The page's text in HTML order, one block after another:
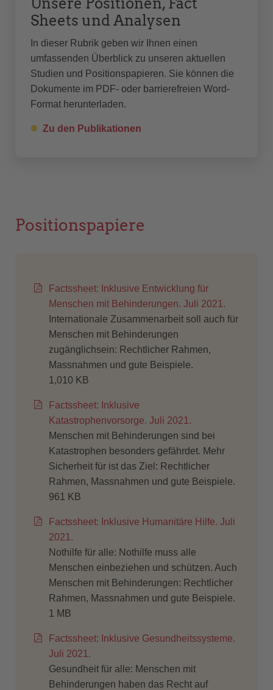
Unsere Positionen, Fact
Sheets und Analysen
In dieser Rubrik geben wir Ihnen einen
umfassenden Überblick zu unseren aktuellen
Studien und Positionspapieren. Sie können die
Dokumente im PDF- oder barrierefreien Word-
Format herunterladen.
Zu den Publikationen
Positionspapiere
Factssheet: Inklusive Entwicklung für
Menschen mit Behinderungen. Juli 2021.
Internationale Zusammenarbeit soll auch für
Menschen mit Behinderungen
zugänglichsein: Rechtlicher Rahmen,
Massnahmen und gute Beispiele.
1,010 KB
Factssheet: Inklusive
Katastrophenvorsorge. Juli 2021.
Menschen mit Behinderungen sind bei
Katastrophen besonders gefährdet. Mehr
Sicherheit für ist das Ziel: Rechtlicher
Rahmen, Massnahmen und gute Beispiele.
961 KB
Factssheet: Inklusive Humanitäre Hilfe. Juli
2021.
Nothilfe für alle: Nothilfe muss alle
Menschen einbeziehen und schützen. Auch
Menschen mit Behinderungen: Rechtlicher
Rahmen, Massnahmen und gute Beispiele.
1 MB
Factssheet: Inklusive Gesundheitssysteme.
Juli 2021.
Gesundheit für alle: Menschen mit
Behinderungen haben das Recht auf